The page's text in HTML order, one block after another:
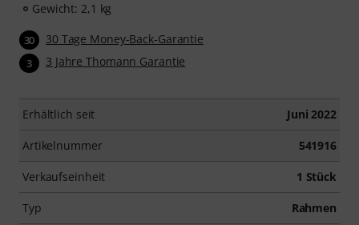
Gewicht: 2,1 kg
30 30 Tage Money-Back-Garantie
3 3 Jahre Thomann Garantie
Erhältlich seit Juni 2022
Artikelnummer 541916
Verkaufseinheit 1 Stück
Typ Rahmen